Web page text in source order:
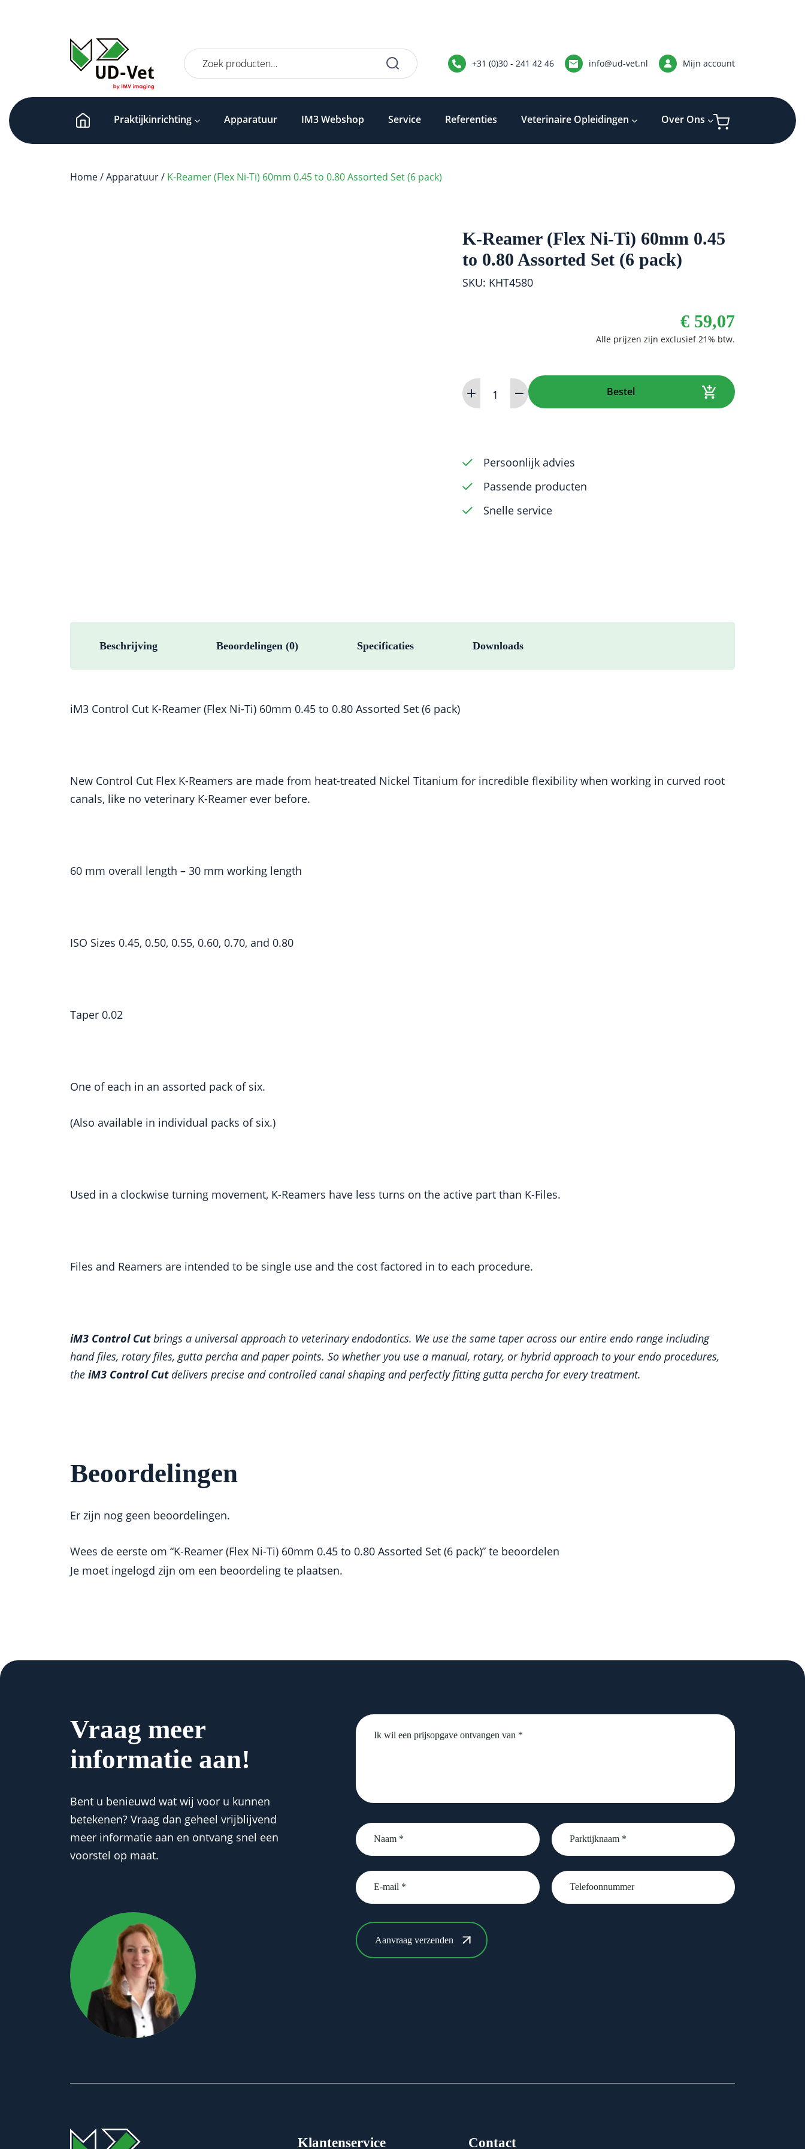
Zoeken
naar:
+31 (0)30 - 241 42 46 info@ud-vet.nl Mijn account
Praktijkinrichting Apparatuur IM3 Webshop Service Referenties Veterinaire Opleidingen Over Ons
Home/Apparatuur/ K-Reamer (Flex Ni-Ti) 60mm 0.45 to 0.80 Assorted Set (6 pack)
K-Reamer (Flex Ni-Ti) 60mm 0.45
to 0.80 Assorted Set (6 pack)
SKU: KHT4580
€ 59,07
K-
Reamer
Ti)
0.45
to
aantal
Bestel
Persoonlijk advies
Passende producten
Snelle service
Beschrijving Beoordelingen (0) Specificaties Downloads
iM3 Control Cut K-Reamer (Flex Ni-Ti) 60mm 0.45 to 0.80 Assorted Set (6 pack)
New Control Cut Flex K-Reamers are made from heat-treated Nickel Titanium for incredible flexibility when working in curved root
canals, like no veterinary K-Reamer ever before.
60 mm overall length – 30 mm working length
ISO Sizes 0.45, 0.50, 0.55, 0.60, 0.70, and 0.80
Taper 0.02
One of each in an assorted pack of six.
(Also available in individual packs of six.)
Used in a clockwise turning movement, K-Reamers have less turns on the active part than K-Files.
Files and Reamers are intended to be single use and the cost factored in to each procedure.
iM3 Control Cutbrings a universal approach to veterinary endodontics. We use the same taper across our entire endo range including
hand files, rotary files, gutta percha and paper points. So whether you use a manual, rotary, or hybrid approach to your endo procedures,
the iM3 Control Cutdelivers precise and controlled canal shaping and perfectly fitting gutta percha for every treatment.
Beoordelingen
Er zijn nog geen beoordelingen.
Wees de eerste om “K-Reamer (Flex Ni-Ti) 60mm 0.45 to 0.80 Assorted Set (6 pack)” te beoordelen
Je moet ingelogd zijn om een beoordeling te plaatsen.
Vraag meer
informatie aan!
Bent u benieuwd wat wij voor u kunnen
betekenen? Vraag dan geheel vrijblijvend
meer informatie aan en ontvang snel een
voorstel op maat.
Untitled
Naam
*
Parktijknaam
*
email Telefoonnummer
Klantenservice Contact